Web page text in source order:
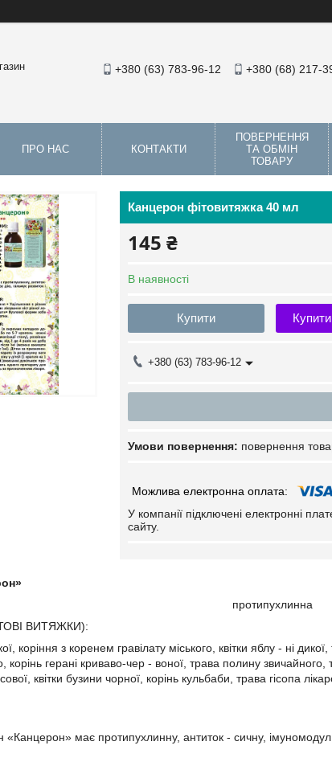
+380 (63) 783-96-12 +380 (68) 217-
ПРО НАС КОНТАКТИ
ПОВЕРНЕННЯ
ТА ОБМІН
ТОВАРУ
Канцерон фітовитяжка 40 мл
145 ₴
В наявності
Купити
+380 (63) 783-96-12
повернення
У компанії підключені електронні
сайту.
протипухлинна
ВИТЯЖКИ):
коріння з коренем гравілату міського, квітки яблу - ні
корінь герані криваво-чер - воної, трава полину
квітки бузини чорної, корінь кульбаби, трава гісопа
«Канцерон» має протипухлинну, антиток - сичну,